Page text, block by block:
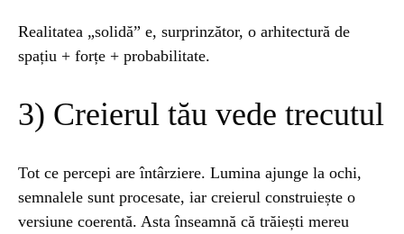
Realitatea „solidă” e, surprinzător, o arhitectură de
spațiu + forțe + probabilitate.
3) Creierul tău vede trecutul
Tot ce percepi are întârziere. Lumina ajunge la ochi,
semnalele sunt procesate, iar creierul construiește o
versiune coerentă. Asta înseamnă că trăiești mereu